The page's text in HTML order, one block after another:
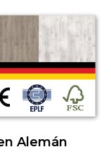
Alemán